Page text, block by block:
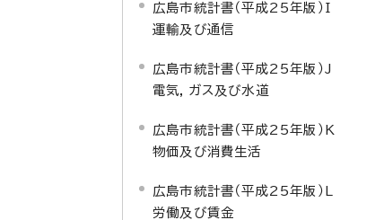
広島市統計書（平成25年版）I
運輸及び通信
広島市統計書（平成25年版）J
電気，ガス及び水道
広島市統計書（平成25年版）K
物価及び消費生活
広島市統計書（平成25年版）L
労働及び賃金